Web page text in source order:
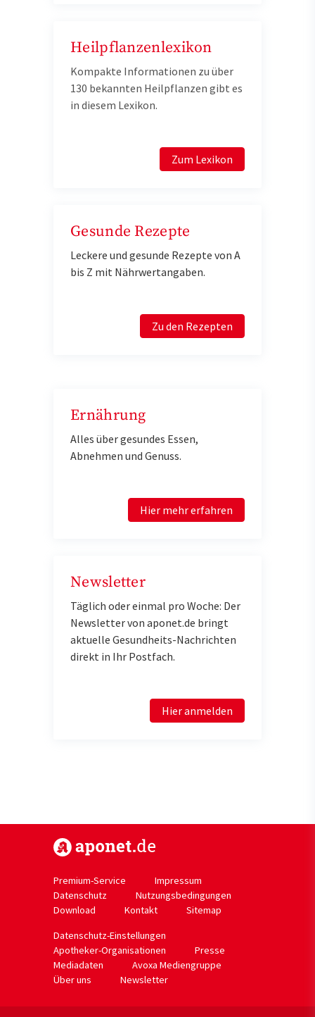
Heilpflanzenlexikon
Kompakte Informationen zu über
130 bekannten Heilpflanzen gibt es
in diesem Lexikon.
Zum Lexikon
Gesunde Rezepte
Leckere und gesunde Rezepte von A
bis Z mit Nährwertangaben.
Zu den Rezepten
Ernährung
Alles über gesundes Essen,
Abnehmen und Genuss.
Hier mehr erfahren
Newsletter
Täglich oder einmal pro Woche: Der
Newsletter von aponet.de bringt
aktuelle Gesundheits-Nachrichten
direkt in Ihr Postfach.
Hier anmelden
Premium-Service
Impressum
Datenschutz
Nutzungsbedingungen
Download
Kontakt
Sitemap
Datenschutz-Einstellungen
Apotheker-Organisationen
Presse
Mediadaten
Avoxa Mediengruppe
Über uns
Newsletter